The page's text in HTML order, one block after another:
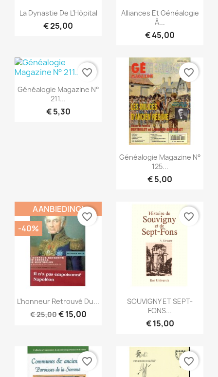
Snel bekijken
La Dynastie De L'Hôpital
€ 25,00
Snel bekijken
Alliances Et Généalogie
À...
€ 45,00
Snel bekijken
Généalogie Magazine N°
211...
€ 5,30
favorite_border
Snel bekijken
Généalogie Magazine N°
125...
€ 5,00
favorite_border
Snel bekijken
L’honneur Retrouvé Du...
€ 25,00€ 15,00
AANBIEDING!
-40%
favorite_border
Snel bekijken
SOUVIGNY ET SEPT-
FONS...
€ 15,00
favorite_border
favorite_border favorite_border